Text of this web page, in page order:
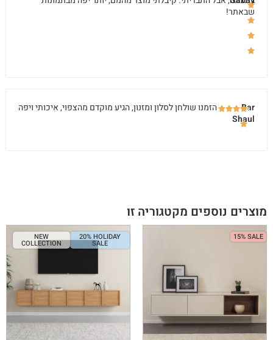
שבאתר!
Bar
Shaul
הזמנו שולחן לסלון ומזנון, הגיע מוקדם מהצפוי, איכותי ויפה
מוצרים נוספים מקטגוריה זו
15% SALE
20% HOLIDAY
SALE
NEW
COLLECTION